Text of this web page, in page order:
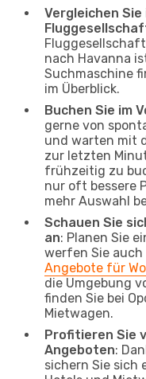
Vergleichen Sie
nach Havanna
Suchmaschine
im Überblick.
Buchen Sie im
gerne von
und warten mit
zur letzten
frühzeitig zu
nur oft bessere
mehr Auswahl
Schauen Sie
an: Planen Sie
werfen Sie
Angebote für
die Umgebung
finden Sie bei
Mietwagen.
Profitieren Sie
Angeboten:
sichern Sie sich